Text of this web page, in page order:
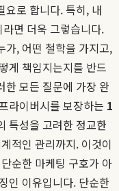
요로 합니다. 특히, 내
라면 더욱 그렇습니다.
가, 어떤 철학을 가지고,
게 책임지는지를 반드
한 모든 질문에 가장 완
라이버시를 보장하는 1
특성을 고려한 정교한
적인 관리까지. 이것이
순한 마케팅 구호가 아
인 이유입니다. 단순한